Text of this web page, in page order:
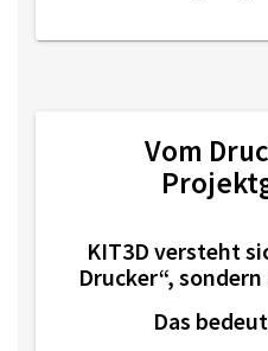
Vom
KIT3D versteht
Drucker“,
Das